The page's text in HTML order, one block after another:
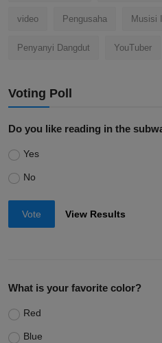
video Pengusaha Musisi
Penyanyi Dangdut YouTuber
Voting Poll
Do you like reading in the
Yes
No
Vote View Results
What is your favorite color?
Red
Blue